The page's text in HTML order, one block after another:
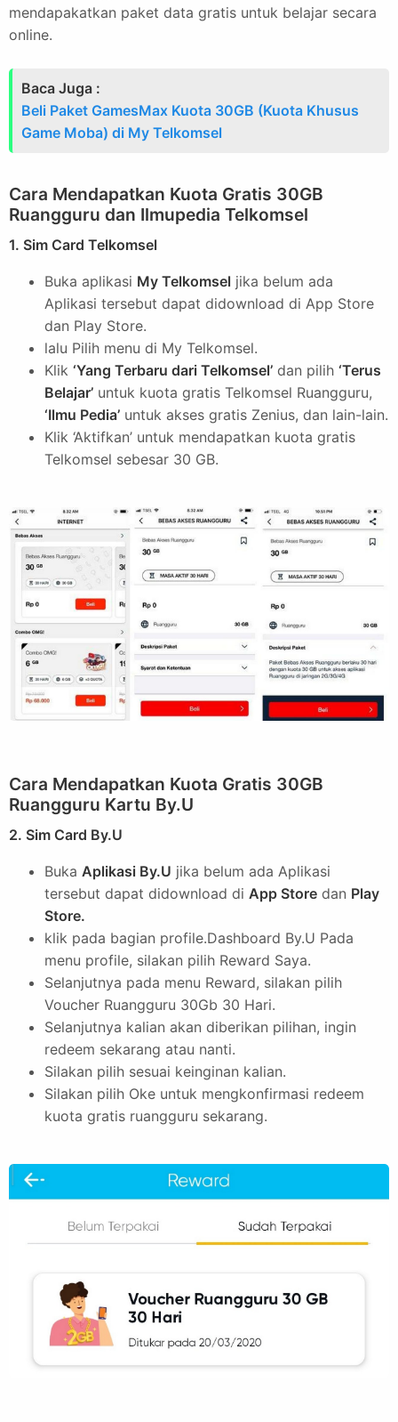
mendapakatkan paket data gratis untuk belajar secara
online.
Baca Juga :
Beli Paket GamesMax Kuota 30GB (Kuota Khusus
Game Moba) di My Telkomsel
Cara Mendapatkan Kuota Gratis 30GB
Ruangguru dan Ilmupedia Telkomsel
1. Sim Card Telkomsel
Buka aplikasi My Telkomsel jika belum ada
Aplikasi tersebut dapat didownload di App Store
dan Play Store.
lalu Pilih menu di My Telkomsel.
Klik ‘Yang Terbaru dari Telkomsel’ dan pilih ‘Terus
Belajar’ untuk kuota gratis Telkomsel Ruangguru,
‘Ilmu Pedia’ untuk akses gratis Zenius, dan lain-lain.
Klik ‘Aktifkan’ untuk mendapatkan kuota gratis
Telkomsel sebesar 30 GB.
Cara Mendapatkan Kuota Gratis 30GB
Ruangguru Kartu By.U
2. Sim Card By.U
Buka Aplikasi By.U jika belum ada Aplikasi
tersebut dapat didownload di App Store dan Play
Store.
klik pada bagian profile.Dashboard By.U Pada
menu profile, silakan pilih Reward Saya.
Selanjutnya pada menu Reward, silakan pilih
Voucher Ruangguru 30Gb 30 Hari.
Selanjutnya kalian akan diberikan pilihan, ingin
redeem sekarang atau nanti.
Silakan pilih sesuai keinginan kalian.
Silakan pilih Oke untuk mengkonfirmasi redeem
kuota gratis ruangguru sekarang.